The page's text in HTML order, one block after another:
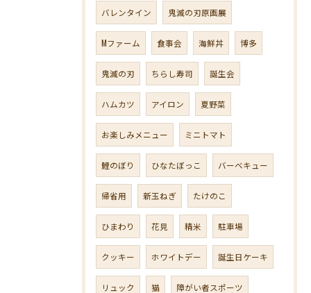
バレンタイン 鬼滅の刃原画展
Mファーム 食事会 海鮮丼 博多
鬼滅の刃 ちらし寿司 誕生会
ハムカツ アイロン 夏野菜
お楽しみメニュー ミニトマト
鯉のぼり ひなたぼっこ バーベキュー
帰省用 新玉ねぎ たけのこ
ひまわり 花見 精米 駐車場
クッキー ホワイトデー 誕生日ケーキ
リュック 猫 障がい者スポーツ